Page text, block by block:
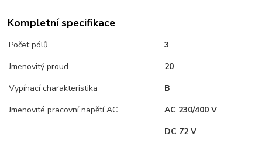
Kompletní specifikace
Počet pólů
3
Jmenovitý proud
20
Vypínací charakteristika
B
Jmenovité pracovní napětí AC
AC 230/400 V
DC 72 V